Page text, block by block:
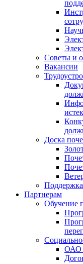
Советы и
Вакансии
Доска
Партнерам
Обучение
ОАО